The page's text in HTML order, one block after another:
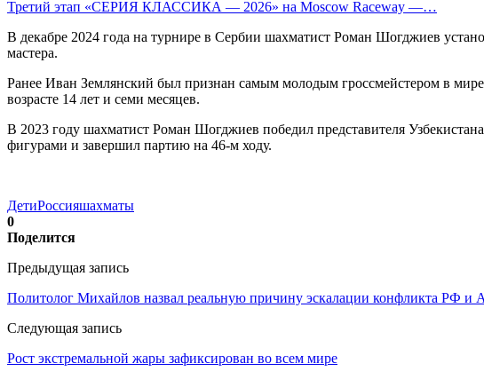
Третий этап «СЕРИЯ КЛАССИКА — 2026» на Moscow Raceway —…
В декабре 2024 года на турнире в Сербии шахматист Роман Шогджиев
мастера.
Ранее Иван Землянский был признан самым молодым гроссмейстером в
возрасте 14 лет и семи месяцев.
В 2023 году шахматист Роман Шогджиев победил представителя
фигурами и завершил партию на 46-м ходу.
ДетиРоссияшахматы
0
Поделится
Предыдущая запись
Политолог Михайлов назвал реальную причину эскалации конфликта РФ и
Следующая запись
Рост экстремальной жары зафиксирован во всем мире